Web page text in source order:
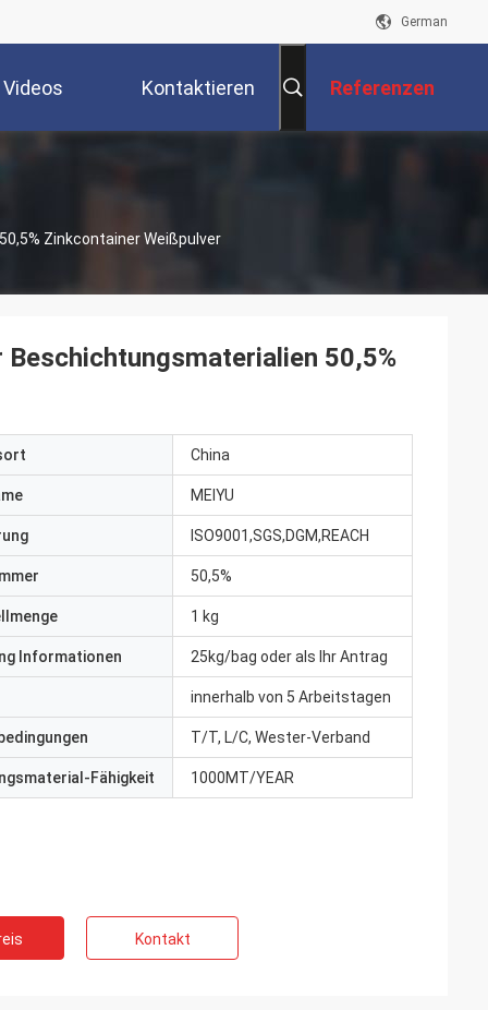
German
Videos Kontaktieren Referenzen
Zinkcontainer Weißpulver
50,5%
China
MEIYU
ISO9001,SGS,DGM,REACH
50,5%
1 kg
Informationen 25kg/bag oder als Ihr Antrag
innerhalb von 5 Arbeitstagen
T/T, L/C, Wester-Verband
Fähigkeit 1000MT/YEAR
Kontakt